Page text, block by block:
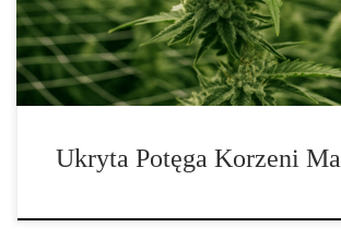
jak właściwe podlewanie, struktura […]
Ukryta Potęga Korzeni